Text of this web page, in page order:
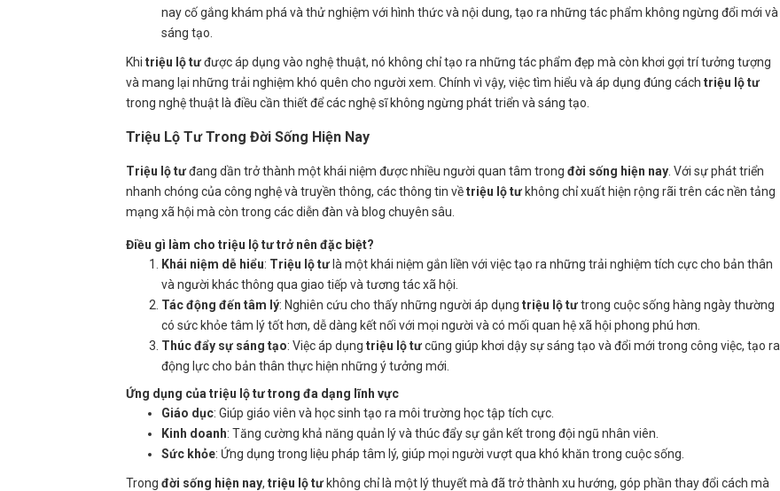
nay cố gắng khám phá và thử nghiệm với hình thức và nội dung, tạo ra những tác phẩm không ngừng đổi mới và
sáng tạo.
Khi triệu lộ tưđược áp dụng vào nghệ thuật, nó không chỉ tạo ra những tác phẩm đẹp mà còn khơi gợi trí tưởng tượng
và mang lại những trải nghiệm khó quên cho người xem. Chính vì vậy, việc tìm hiểu và áp dụng đúng cách triệu lộ tư
trong nghệ thuật là điều cần thiết để các nghệ sĩ không ngừng phát triển và sáng tạo.
Triệu Lộ Tư Trong Đời Sống Hiện Nay
Triệu lộ tưđang dần trở thành một khái niệm được nhiều người quan tâm trong đời sống hiện nay . Với sự phát triển
nhanh chóng của công nghệ và truyền thông, các thông tin vềtriệu lộ tư không chỉ xuất hiện rộng rãi trên các nền tảng
mạng xã hội mà còn trong các diễn đàn và blog chuyên sâu.
Điều gì làm cho triệu lộ tưtrở nên đặc biệt?
Khái niệm dễ hiểu: Triệu lộ tư là một khái niệm gắn liền với việc tạo ra những trải nghiệm tích cực cho bản thân
và người khác thông qua giao tiếp và tương tác xã hội.
Tác động đến tâm lý: Nghiên cứu cho thấy những người áp dụng triệu lộ tưtrong cuộc sống hàng ngày thường
có sức khỏe tâm lý tốt hơn, dễ dàng kết nối với mọi người và có mối quan hệ xã hội phong phú hơn.
Thúc đẩy sự sáng tạo: Việc áp dụng triệu lộ tưcũng giúp khơi dậy sự sáng tạo và đổi mới trong công việc, tạo ra
động lực cho bản thân thực hiện những ý tưởng mới.
Ứng dụng của triệu lộ tưtrong đa dạng lĩnh vực
Giáo dục: Giúp giáo viên và học sinh tạo ra môi trường học tập tích cực.
Kinh doanh: Tăng cường khả năng quản lý và thúc đẩy sự gắn kết trong đội ngũ nhân viên.
Sức khỏe: Ứng dụng trong liệu pháp tâm lý, giúp mọi người vượt qua khó khăn trong cuộc sống.
Trong đời sống hiện nay, triệu lộ tư không chỉ là một lý thuyết mà đã trở thành xu hướng, góp phần thay đổi cách mà